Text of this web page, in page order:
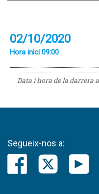
02/10/2020
Hora inici 09:00
Data i hora de la darrera
Segueix-nos a: